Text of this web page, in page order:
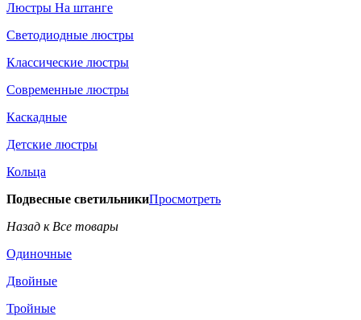
Люстры На штанге
Светодиодные люстры
Классические люстры
Современные люстры
Каскадные
Детские люстры
Кольца
Подвесные светильникиПросмотреть
Назад к Все товары
Одиночные
Двойные
Тройные